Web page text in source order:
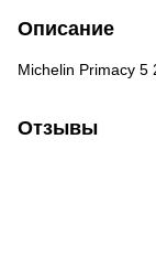
Описание
Michelin Primacy 5
Отзывы